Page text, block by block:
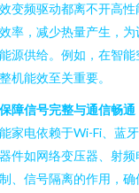
变频驱动都离不开高
率，减少热量产生，
源供给。例如，在智
机能效至关重要。
保障信号完整与通信畅
家电依赖于Wi-Fi、蓝
件如网络变压器、射
、信号隔离的作用，